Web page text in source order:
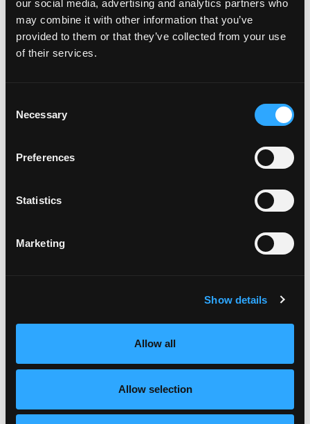
our social media, advertising and analytics partners who
may combine it with other information that you’ve
provided to them or that they’ve collected from your use
of their services.
Selection
Necessary
Preferences
Statistics
Marketing
Show details
Allow all
Allow selection
lo que la mayoría de los estadounidenses piensan cuando piensan
en «mango». Pero, ¿sabías […]
Publicado en
puntas de
en ¡Tantos
Comprar árboles de mango
¿Quieres comprar un árbol de mango? Hay tantos tipos que están
disponibles en sus viveros locales, tiendas de jardinería y más. Si
Leer más…from Comprar árboles de mango